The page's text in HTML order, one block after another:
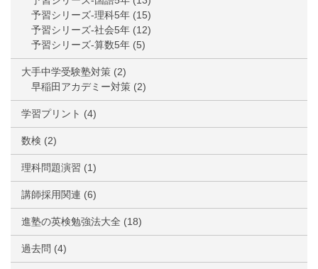
予習シリーズ-理科5年 (15)
予習シリーズ-社会5年 (12)
予習シリーズ-算数5年 (5)
大手中学受験塾対策 (2)
早稲田アカデミー対策 (2)
学習プリント (4)
数検 (2)
理科問題演習 (1)
講師採用関連 (6)
進塾の英検勉強法大全 (18)
過去問 (4)